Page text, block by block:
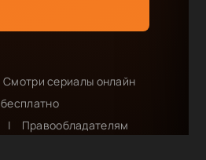
Смотри сериалы онлайн
бесплатно
|
Правообладателям